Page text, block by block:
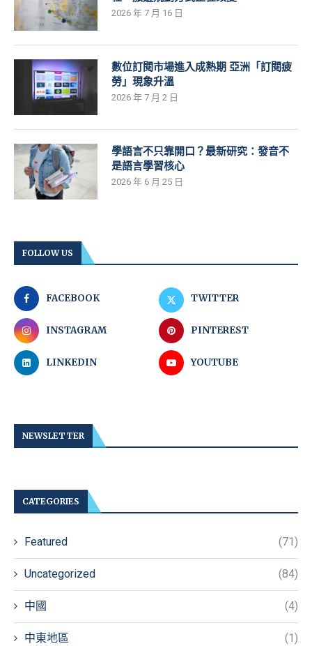
2026 年 7 月 16 日
數位訂閱市場進入成熟期 亞洲「訂閱疲
勞」現象升溫
2026 年 7 月 2 日
學語言不只靠開口？最新研究：發音不
是語言學習核心
2026 年 6 月 25 日
FOLLOW US
FACEBOOK TWITTER
INSTAGRAM PINTEREST
LINKEDIN YOUTUBE
NEWSLETTER
CATEGORIES
Featured (71)
Uncategorized (84)
中國 (4)
中東地區 (1)